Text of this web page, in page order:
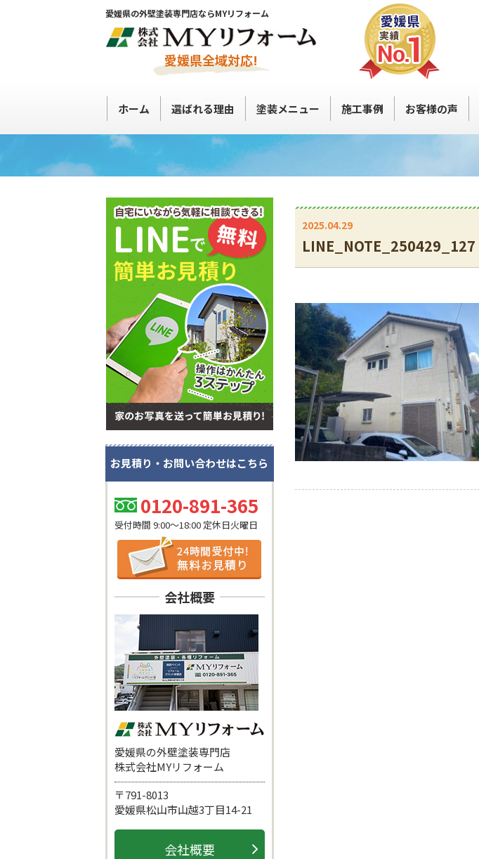
愛媛県の外壁塗装専門店ならMYリフォーム
愛媛県全域対応!
ホーム 選ばれる理由 塗装メニュー 施工事例 お客様の声
2025.04.29
LINE_NOTE_250429_127
お見積り・お問い合わせはこちら
0120-891-365
受付時間 9:00～18:00 定休日火曜日
会社概要
愛媛県の外壁塗装専門店
株式会社MYリフォーム
〒791-8013
愛媛県松山市山越3丁目14-21
会社概要